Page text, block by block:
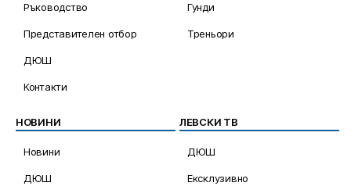
Ръководство
Представителен отбор
ДЮШ
Контакти
Гунди
Треньори
НОВИНИ
Новини
ДЮШ
ЛЕВСКИ ТВ
ДЮШ
Ексклузивно